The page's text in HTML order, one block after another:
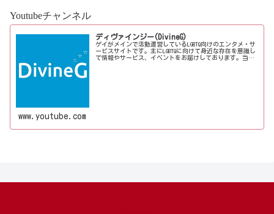
Youtubeチャンネル
ディヴァインジー(DivineG)
ゲイがメインで活動運営しているLGBTQ向けのエンタメ・サ
ービスサイトです。主にLGBTQに向けて身近な存在を意識し
て情報やサービス、イベントをお届けしております。当事
www.youtube.com